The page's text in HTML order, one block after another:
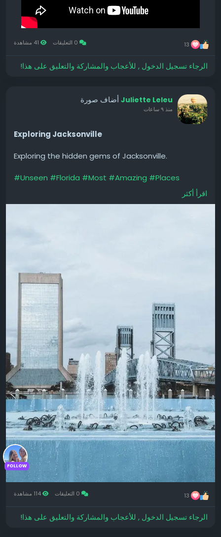
13
الرجاء تسجيل الدخول , للأعجاب والمشاركة والتعليق على هذا!
Juliette Leleu أضاف صورة
منذ ٩ ساعات
Exploring Jacksonville
Exploring the hidden gems of Jacksonville.
#Unseen #Florida #Most #Amazing #Places
اقرأ أكثر
13
الرجاء تسجيل الدخول , للأعجاب والمشاركة والتعليق على هذا!
FOLLOW